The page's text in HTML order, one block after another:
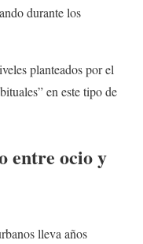
durante los
planteados por el
en este tipo de
entre ocio y
lleva años